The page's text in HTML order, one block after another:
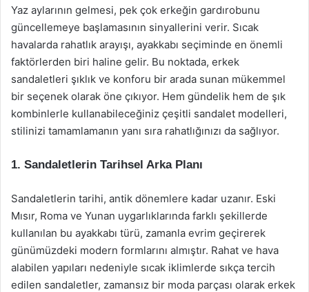
Yaz aylarının gelmesi, pek çok erkeğin gardırobunu
güncellemeye başlamasının sinyallerini verir. Sıcak
havalarda rahatlık arayışı, ayakkabı seçiminde en önemli
faktörlerden biri haline gelir. Bu noktada, erkek
sandaletleri şıklık ve konforu bir arada sunan mükemmel
bir seçenek olarak öne çıkıyor. Hem gündelik hem de şık
kombinlerle kullanabileceğiniz çeşitli sandalet modelleri,
stilinizi tamamlamanın yanı sıra rahatlığınızı da sağlıyor.
1. Sandaletlerin Tarihsel Arka Planı
Sandaletlerin tarihi, antik dönemlere kadar uzanır. Eski
Mısır, Roma ve Yunan uygarlıklarında farklı şekillerde
kullanılan bu ayakkabı türü, zamanla evrim geçirerek
günümüzdeki modern formlarını almıştır. Rahat ve hava
alabilen yapıları nedeniyle sıcak iklimlerde sıkça tercih
edilen sandaletler, zamansız bir moda parçası olarak erkek